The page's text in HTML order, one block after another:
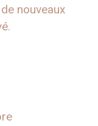
nouveaux